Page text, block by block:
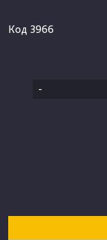
Код 3966
-